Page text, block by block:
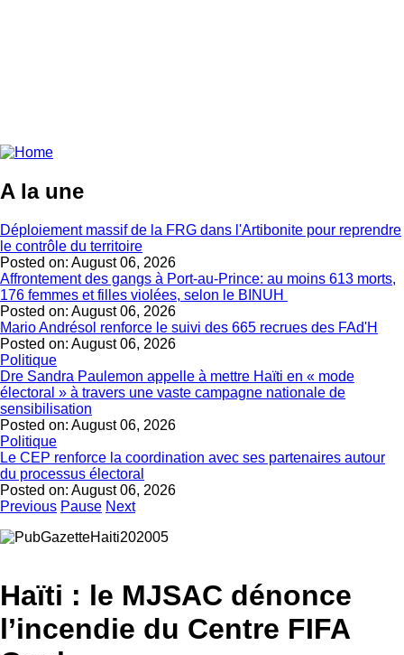
A la une
Déploiement massif de la FRG dans l'Artibonite pour reprendre
le contrôle du territoire
Posted on: August 06, 2026
Affrontement des gangs à Port-au-Prince: au moins 613 morts,
176 femmes et filles violées, selon le BINUH
Posted on: August 06, 2026
Mario Andrésol renforce le suivi des 665 recrues des FAd'H
Posted on: August 06, 2026
Politique
Dre Sandra Paulemon appelle à mettre Haïti en « mode
électoral » à travers une vaste campagne nationale de
sensibilisation
Posted on: August 06, 2026
Politique
Le CEP renforce la coordination avec ses partenaires autour
du processus électoral
Posted on: August 06, 2026
Previous Pause Next
Haïti : le MJSAC dénonce
l’incendie du Centre FIFA